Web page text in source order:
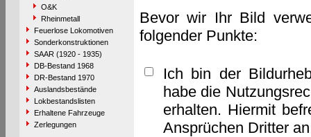
O&K
Rheinmetall
Feuerlose Lokomotiven
Sonderkonstruktionen
SAAR (1920 - 1935)
DB-Bestand 1968
DR-Bestand 1970
Auslandsbestände
Lokbestandslisten
Erhaltene Fahrzeuge
Zerlegungen
Bevor wir Ihr Bild
folgender Punkte:
Ich bin der
habe die
erhalten. Hiermit
Ansprüchen Dritter